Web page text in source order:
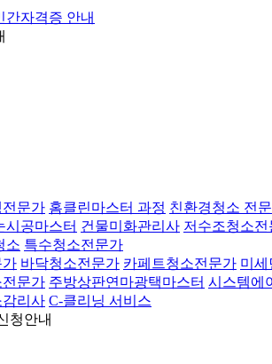
간자격증 안내
문가 홈클린마스터 과정 친환경청소 전
시공마스터 건물미화관리사 저수조청소전
소 특수청소전문가
가 바닥청소전문가 카페트청소전문가 미세
문가 주방상판연마광택마스터 시스템에
리사 C-클리닝 서비스
청안내